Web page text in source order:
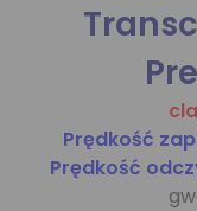
Prędkość
Prędkość